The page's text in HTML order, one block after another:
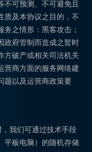
不可预测、不可避免且
质及本协议之目的，不
之情形：黑客攻击；
政府管制而造成之暂时
方破产或相关司法机关
营商方面的服务网络建
题以及运营商政策要
我们可通过技术手段
平板电脑）的随机存储